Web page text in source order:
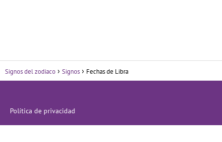
Signos del zodiaco Signos Fechas de Libra
Política de privacidad